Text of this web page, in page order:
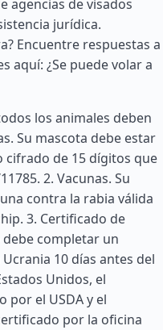
agencias de visados
jurídica.
Encuentre respuestas a
aquí: ¿Se puede volar a
los animales deben
Su mascota debe estar
de 15 dígitos que
2. Vacunas. Su
contra la rabia válida
3. Certificado de
completar un
10 días antes del
Unidos, el
por el USDA y el
por la oficina